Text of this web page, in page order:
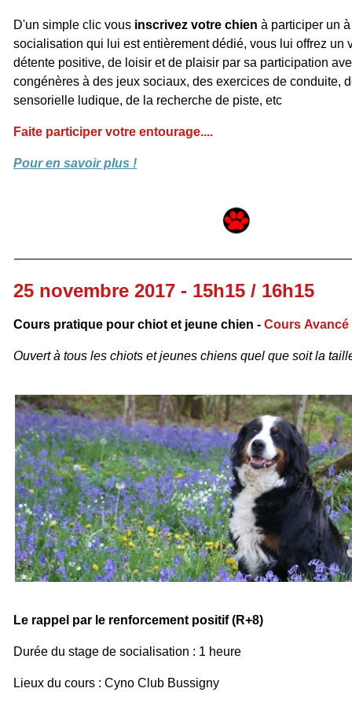
D'un simple clic vous inscrivez votre chien à participer un
socialisation qui lui est entièrement dédié, vous lui offrez un
détente positive, de loisir et de plaisir par sa participation
congénères à des jeux sociaux, des exercices de conduite,
sensorielle ludique, de la recherche de piste, etc
Faite participer votre entourage....
Pour en savoir plus !
25 novembre 2017 - 15h15 / 16h15
Cours pratique pour chiot et jeune chien - Cours Avancé
Ouvert à tous les chiots et jeunes chiens quel que soit la
Le rappel par le renforcement positif (R+8)
Durée du stage de socialisation : 1 heure
Lieux du cours : Cyno Club Bussigny